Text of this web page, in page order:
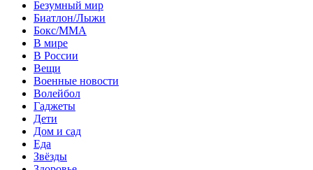
Безумный мир
Биатлон/Лыжи
Бокс/MMA
В мире
В России
Вещи
Военные новости
Волейбол
Гаджеты
Дети
Дом и сад
Еда
Звёзды